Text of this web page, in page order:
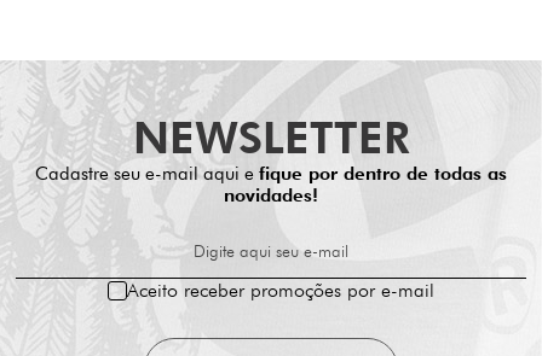
NEWSLETTER
Cadastre seu e-mail aqui e fique por dentro de todas as
novidades!
Digite aqui seu e-mail
Aceito receber promoções por e-mail